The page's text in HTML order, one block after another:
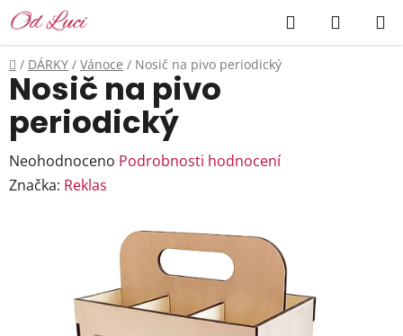
Přejít
na
obsah
Hledat
KOŠÍK
Domů
/ DÁRKY / Vánoce / Nosič na pivo periodický
Nosič na pivo
periodický
Průměrné
hodnocení
hvězdiček.
Neohodnoceno Podrobnosti hodnocení
Značka: Reklas